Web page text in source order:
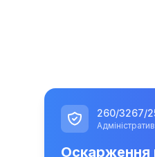
260/3267/
Оскарження